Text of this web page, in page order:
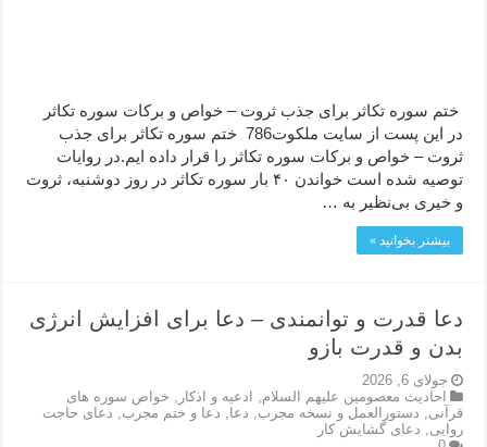
ختم سوره تکاثر برای جذب ثروت – خواص و برکات سوره تکاثر
در این پست از سایت ملکوت786 ختم سوره تکاثر برای جذب
ثروت – خواص و برکات سوره تکاثر را قرار داده ایم.در روایات
توصیه شده است خواندن ۴۰ بار سوره تکاثر در روز دوشنبه، ثروت
و خیری بی‌نظیر به …
بیشتر بخوانید »
دعا قدرت و توانمندی – دعا برای افزایش انرژی
بدن و قدرت بازو
جولای 6, 2026
احاديث معصومين عليهم السلام
ادعيه و اذكار
خواص سوره های
قرآنی
دستورالعمل و نسخه مجرب دعا دعا و ختم مجرب
دعای حاجت
روایی
دعای گشایش کار